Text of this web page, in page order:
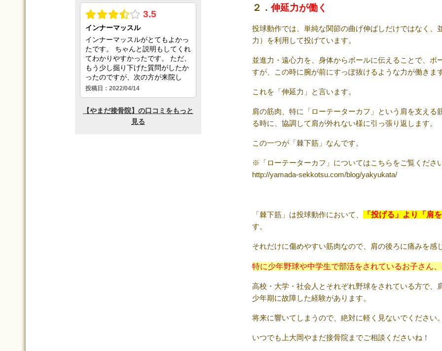
２． 伸延力が働く
投球動作では、単純な関節の曲げ伸ばしだけではなく、
力）を利用して投げています。
並進力・遠心力を、身体からボールに伝えることで、ボ
すが、この時に腕が前にすっぽ抜けるような力が働きま
これを「伸延力」と言います。
肩の筋肉、特に「ローテーターカフ」という肩を支える
る時に、協調して肩が外れない様に引っ張り返します。
この一つが「棘下筋」なんです。
※「ローテーターカフ」についてはこちらをご覧くださ
http://yamada-sekkotsu.com/blog/yakyukata/
「棘下筋」は投球動作において、
「投げる」より「肩
す。
それだけに傷めやすい筋肉なので、肩の後ろに痛みを感
特に少年野球や中学生で部活をされているお子さん
高校・大学・社会人とそれぞれ野球をされている方で、
少年期に故障した経験があります。
将来に響いてしまうので、絶対に軽く見ないでください
いつでも上大岡やまだ接骨院までご相談くださいね！